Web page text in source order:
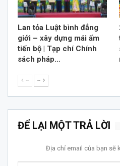
Lan tỏa Luật bình đẳng
giới – xây dựng mái ấm
tiến bộ | Tạp chí Chính
sách pháp…
-- --
ĐỂ LẠI MỘT TRẢ LỜI
Địa chỉ email của bạn sẽ